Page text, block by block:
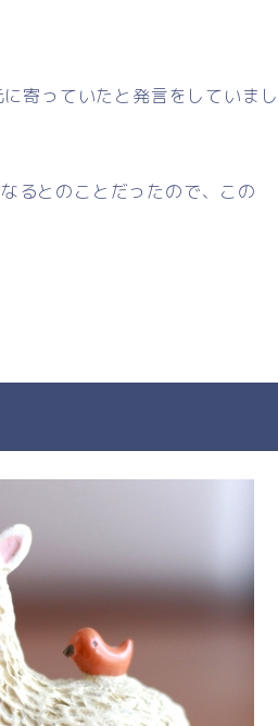
寄っていたと発言をしていまし
るとのことだったので、この